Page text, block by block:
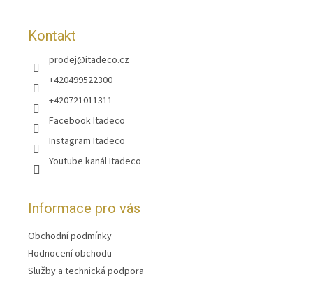
Kontakt
prodej@itadeco.cz
+420499522300
+420721011311
Facebook Itadeco
Instagram Itadeco
Youtube kanál Itadeco
Informace pro vás
Obchodní podmínky
Hodnocení obchodu
Služby a technická podpora